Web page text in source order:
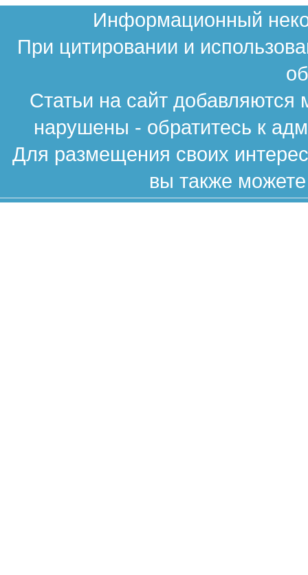
Информационный
При цитировании и
Статьи на сайт
нарушены - обратитесь к
Для размещения своих
вы также